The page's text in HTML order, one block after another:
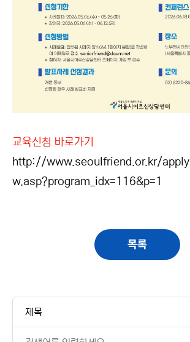
교육신청 바로가기
http://www.seoulfriend.or.kr/
w.asp?program_idx=116&p=1
목록